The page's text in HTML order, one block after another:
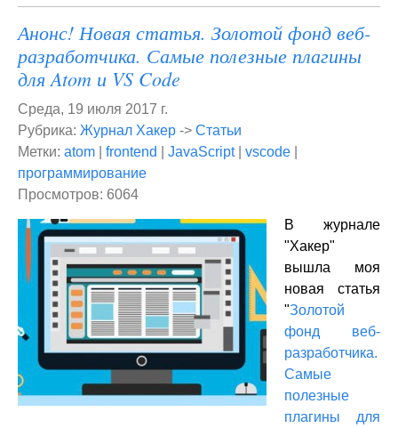
Анонс! Новая статья. Золотой фонд веб-
разработчика. Самые полезные плагины
для Atom и VS Code
Среда, 19 июля 2017 г.
Рубрика: Журнал Хакер -> Статьи
Метки: atom frontend JavaScript| vscode
программирование
Просмотров: 6064
В журнале
"Хакер"
вышла моя
новая статья
"Золотой
фонд веб-
разработчика.
Самые
полезные
плагины для